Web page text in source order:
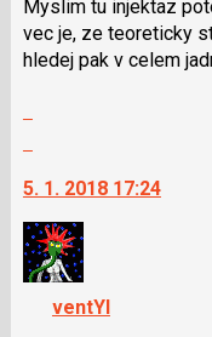
lze
použít
i
následující
a
P
pro
předchozí
nový
Myslim tu injektaz
vec je, ze teoreticky
hledej pak v celem
další
nový
názor.
K
navigaci
lze
5. 1. 2018 17:24
ventYl